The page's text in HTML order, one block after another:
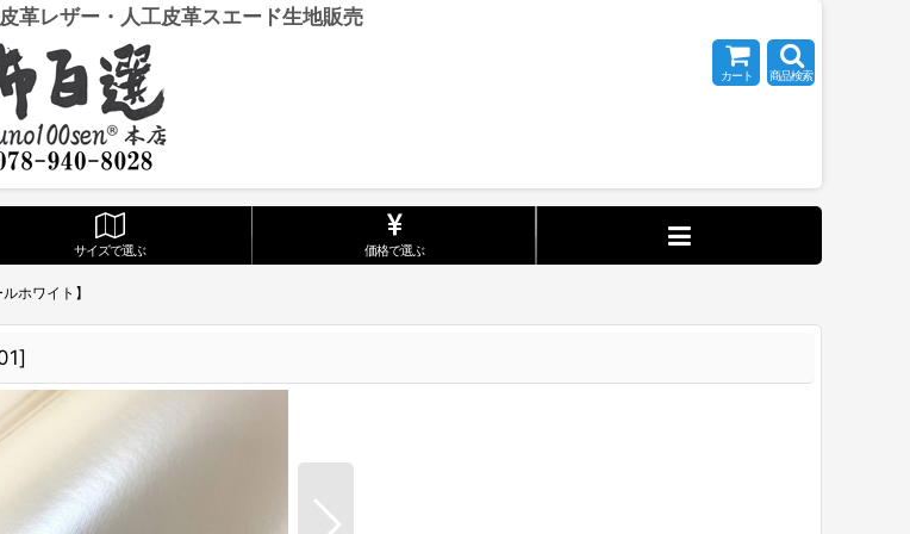
革レザー・人工皮革スエード生地販売
カート 商品検索
サイズで選ぶ 価格で選ぶ
ホワイト】
]